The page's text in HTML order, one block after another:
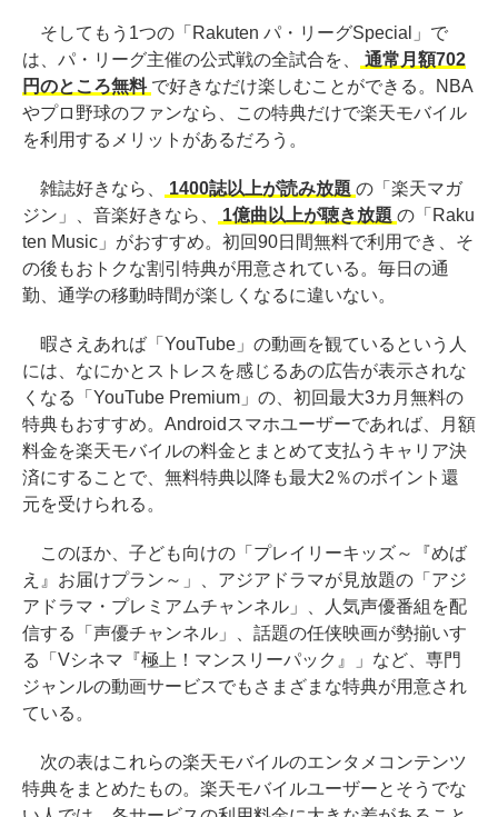
そしてもう1つの「Rakuten パ・リーグSpecial」で
は、パ・リーグ主催の公式戦の全試合を、
通常月額702
円のところ無料 で好きなだけ楽しむことができる。NBA
やプロ野球のファンなら、この特典だけで楽天モバイル
を利用するメリットがあるだろう。
雑誌好きなら、 1400誌以上が読み放題 の「楽天マガ
ジン」、音楽好きなら、
1億曲以上が聴き放題 の「Raku
ten Music」がおすすめ。初回90日間無料で利用でき、そ
の後もおトクな割引特典が用意されている。毎日の通
勤、通学の移動時間が楽しくなるに違いない。
暇さえあれば「YouTube」の動画を観ているという人
には、なにかとストレスを感じるあの広告が表示されな
くなる「YouTube Premium」の、初回最大3カ月無料の
特典もおすすめ。Androidスマホユーザーであれば、月額
料金を楽天モバイルの料金とまとめて支払うキャリア決
済にすることで、無料特典以降も最大2％のポイント還
元を受けられる。
このほか、子ども向けの「プレイリーキッズ～『めば
え』お届けプラン～」、アジアドラマが見放題の「アジ
アドラマ・プレミアムチャンネル」、人気声優番組を配
信する「声優チャンネル」、話題の任侠映画が勢揃いす
る「Vシネマ『極上！マンスリーパック』」など、専門
ジャンルの動画サービスでもさまざまな特典が用意され
ている。
次の表はこれらの楽天モバイルのエンタメコンテンツ
特典をまとめたもの。楽天モバイルユーザーとそうでな